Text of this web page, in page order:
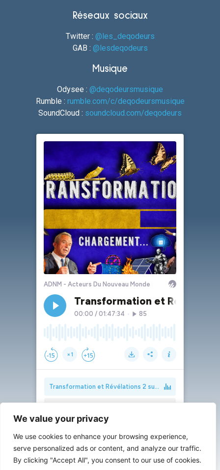
We value your privacy
We use cookies to enhance your browsing experience,
serve personalized ads or content, and analyze our traffic.
By clicking "Accept All", you consent to our use of cookies.
Réseaux sociaux
Twitter : @les_deqodeurs
GAB : @lesdeqodeurs
Musique
Odysee : @deqodeursmusique
Rumble : rumble.com/c/deqodeursmusique
SoundCloud : soundcloud.com/deqodeurs